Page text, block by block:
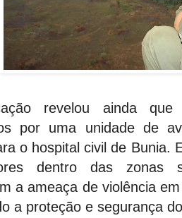
revelou ainda
por uma unidade de
o hospital civil de Bunia.
dentro das zonas
a ameaça de violência
a proteção e segurança